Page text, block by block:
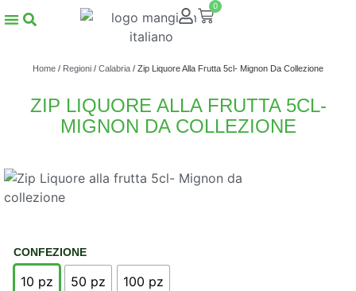
0
Home / Regioni / Calabria / Zip Liquore Alla Frutta 5cl- Mignon Da Collezione
ZIP LIQUORE ALLA FRUTTA 5CL-
MIGNON DA COLLEZIONE
CONFEZIONE
10 pz 50 pz 100 pz